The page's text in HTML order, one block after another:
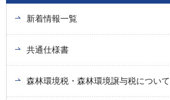
新着情報一覧
共通仕様書
森林環境税・森林環境譲与税について